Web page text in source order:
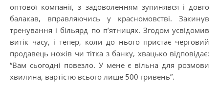
оптової компанії, з задоволенням зупинявся і довго
балакав, вправляючись у красномовстві. Закинув
тренування і більярд по п’ятницях. Згодом усвідомив
витік часу, і тепер, коли до нього пристає черговий
продавець ножів чи тітка з банку, хвацько відповідає:
“Вам сьогодні повезло. У мене є вільна для розмови
хвилина, вартістю всього лише 500 гривень”.